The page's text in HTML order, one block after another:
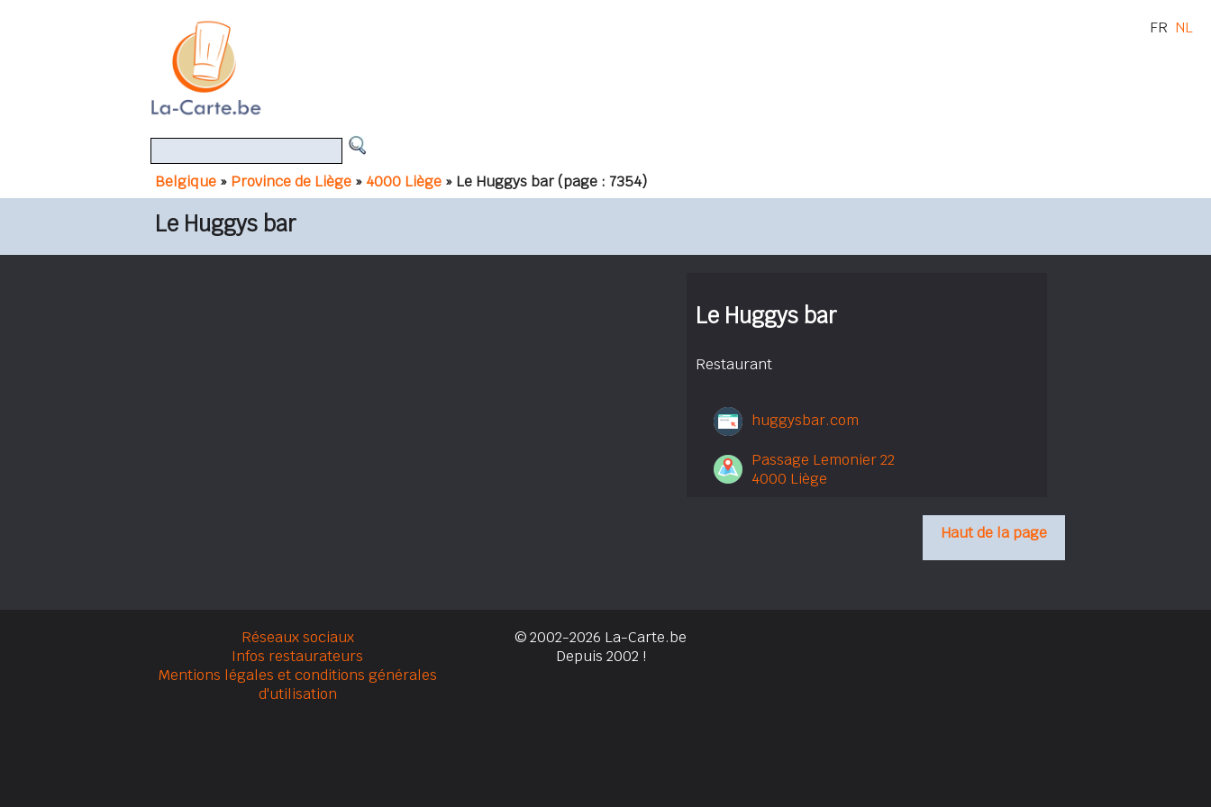
Belgique » Province de Liège »4000 Liège » Le Huggys bar(page : 7354)
FR NL
Le Huggys bar
Le Huggys bar
Restaurant
huggysbar.com
Passage Lemonier 22
4000 Liège
Haut de la page
Réseaux sociaux
Infos restaurateurs
Mentions légales et conditions générales
d'utilisation
© 2002-2026 La-Carte.be
Depuis 2002 !